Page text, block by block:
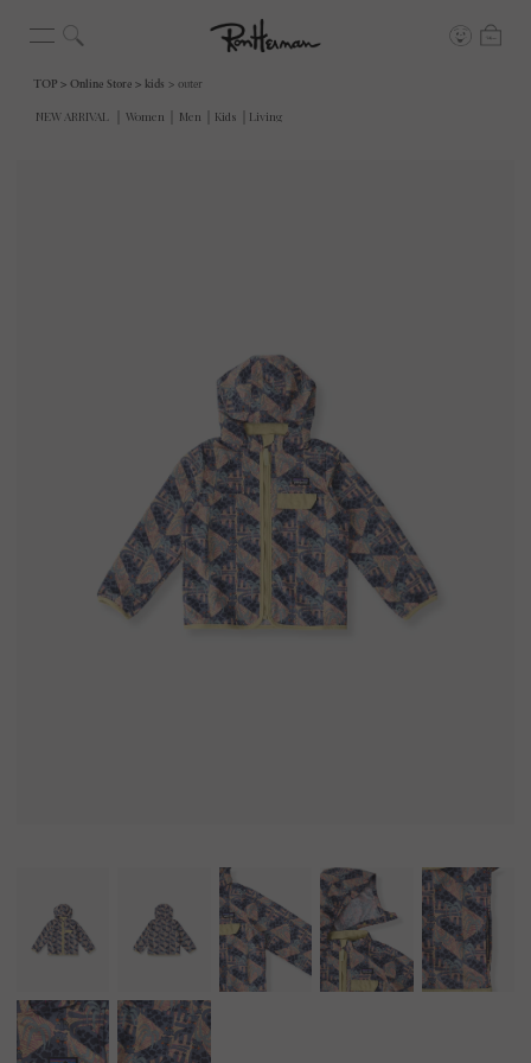
TOP Online Store kids outer